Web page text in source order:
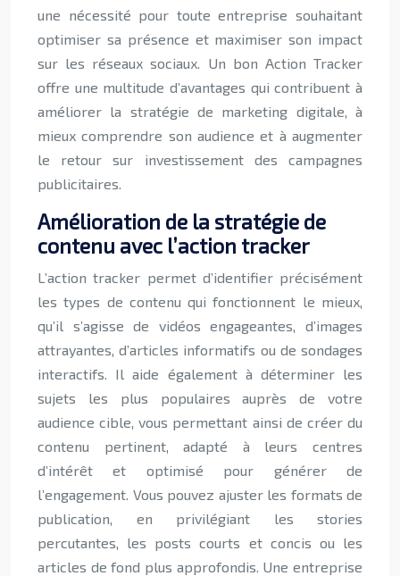
une nécessité pour toute entreprise souhaitant
optimiser sa présence et maximiser son impact
sur les réseaux sociaux. Un bon Action Tracker
offre une multitude d’avantages qui contribuent à
améliorer la stratégie de marketing digitale, à
mieux comprendre son audience et à augmenter
le retour sur investissement des campagnes
publicitaires.
Amélioration de la stratégie de
contenu avec l’action tracker
L’action tracker permet d’identifier précisément
les types de contenu qui fonctionnent le mieux,
qu’il s’agisse de vidéos engageantes, d’images
attrayantes, d’articles informatifs ou de sondages
interactifs. Il aide également à déterminer les
sujets les plus populaires auprès de votre
audience cible, vous permettant ainsi de créer du
contenu pertinent, adapté à leurs centres
d’intérêt et optimisé pour générer de
l’engagement. Vous pouvez ajuster les formats de
publication, en privilégiant les stories
percutantes, les posts courts et concis ou les
articles de fond plus approfondis. Une entreprise